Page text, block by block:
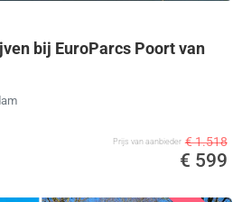
bij EuroParcs Poort van
Prijs van aanbieder € 1.518
€ 599